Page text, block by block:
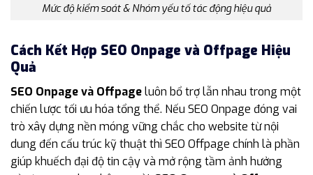
Mức độ kiểm soát & Nhóm yếu tố tác động hiệu quả
Cách Kết Hợp SEO Onpage và Offpage Hiệu
Quả
SEO Onpage và Offpageluôn bổ trợ lẫn nhau trong một
chiến lược tối ưu hóa tổng thể. Nếu SEO Onpage đóng vai
trò xây dựng nền móng vững chắc cho website từ nội
dung đến cấu trúc kỹ thuật thì SEO Offpage chính là phần
giúp khuếch đại độ tin cậy và mở rộng tầm ảnh hưởng